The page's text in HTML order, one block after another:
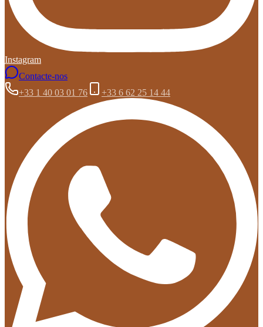
Instagram
Contacte-nos
+33 1 40 03 01 76
+33 6 62 25 14 44